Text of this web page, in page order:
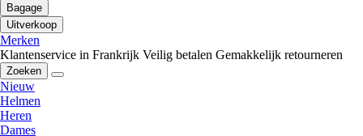
Bagage
Uitverkoop
Merken
Klantenservice in Frankrijk Veilig betalen Gemakkelijk retourneren
Zoeken
Nieuw
Helmen
Heren
Dames